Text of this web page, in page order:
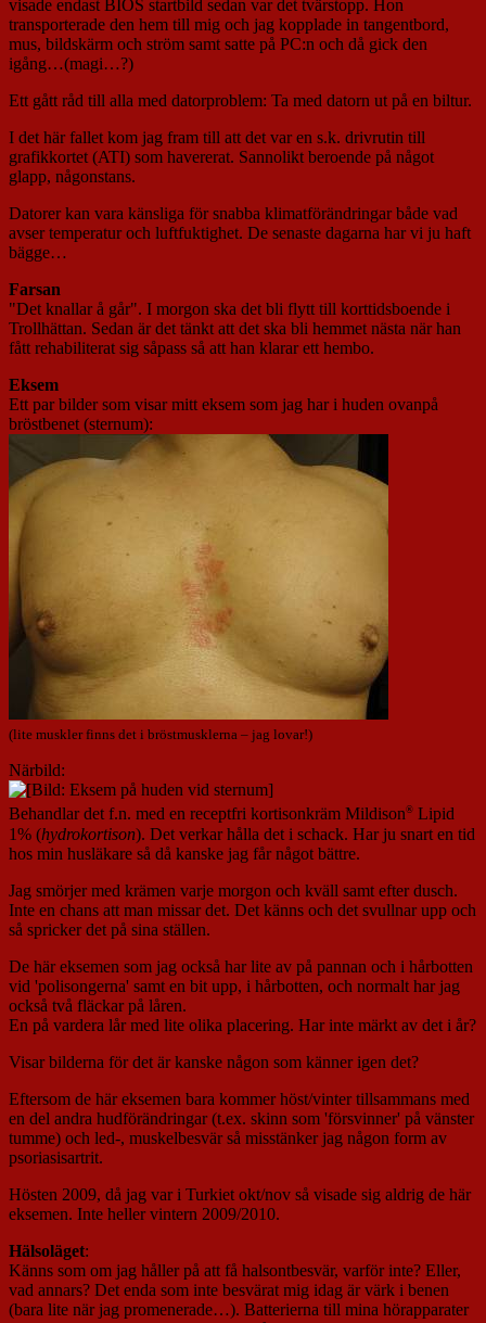
visade endast BIOS startbild sedan var det tvärstopp. Hon
transporterade den hem till mig och jag kopplade in tangentbord,
mus, bildskärm och ström samt satte på PC:n och då gick den
igång…(magi…?)
Ett gått råd till alla med datorproblem: Ta med datorn ut på en biltur.
I det här fallet kom jag fram till att det var en s.k. drivrutin till
grafikkortet (ATI) som havererat. Sannolikt beroende på något
glapp, någonstans.
Datorer kan vara känsliga för snabba klimatförändringar både vad
avser temperatur och luftfuktighet. De senaste dagarna har vi ju haft
bägge…
Farsan
"Det knallar å går". I morgon ska det bli flytt till korttidsboende i
Trollhättan. Sedan är det tänkt att det ska bli hemmet nästa när han
fått rehabiliterat sig såpass så att han klarar ett hembo.
Eksem
Ett par bilder som visar mitt eksem som jag har i huden ovanpå
bröstbenet (sternum):
(lite muskler finns det i bröstmusklerna – jag lovar!)
Närbild:
Behandlar det f.n. med en receptfri kortisonkräm Mildison® Lipid
1% (hydrokortison). Det verkar hålla det i schack. Har ju snart en tid
hos min husläkare så då kanske jag får något bättre.
Jag smörjer med krämen varje morgon och kväll samt efter dusch.
Inte en chans att man missar det. Det känns och det svullnar upp och
så spricker det på sina ställen.
De här eksemen som jag också har lite av på pannan och i hårbotten
vid 'polisongerna' samt en bit upp, i hårbotten, och normalt har jag
också två fläckar på låren.
En på vardera lår med lite olika placering. Har inte märkt av det i år?
Visar bilderna för det är kanske någon som känner igen det?
Eftersom de här eksemen bara kommer höst/vinter tillsammans med
en del andra hudförändringar (t.ex. skinn som 'försvinner' på vänster
tumme) och led-, muskelbesvär så misstänker jag någon form av
psoriasisartrit.
Hösten 2009, då jag var i Turkiet okt/nov så visade sig aldrig de här
eksemen. Inte heller vintern 2009/2010.
Hälsoläget:
Känns som om jag håller på att få halsontbesvär, varför inte? Eller,
vad annars? Det enda som inte besvärat mig idag är värk i benen
(bara lite när jag promenerade…). Batterierna till mina hörapparater